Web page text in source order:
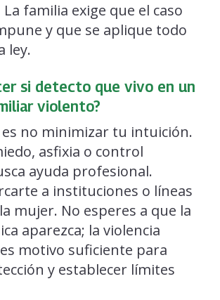
familia exige que el caso
y que se aplique todo
ley.
si detecto que vivo en un
violento?
no minimizar tu intuición.
asfixia o control
ayuda profesional.
a instituciones o líneas
mujer. No esperes a que la
aparezca; la violencia
motivo suficiente para
y establecer límites